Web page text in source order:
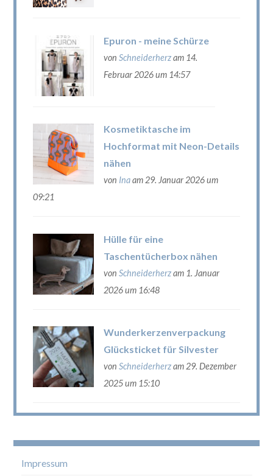
Epuron - meine Schürze
von Schneiderherzam 14.
Februar 2026 um 14:57
Kosmetiktasche im
Hochformat mit Neon-Details
nähen
von Inaam 29. Januar 2026 um
09:21
Hülle für eine
Taschentücherbox nähen
von Schneiderherzam 1. Januar
2026 um 16:48
Wunderkerzenverpackung
Glücksticket für Silvester
von Schneiderherzam 29. Dezember
2025 um 15:10
Impressum